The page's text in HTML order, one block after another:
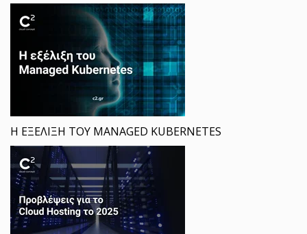
Η ΕΞΕΛΙΞΗ ΤΟΥ MANAGED KUBERNETES